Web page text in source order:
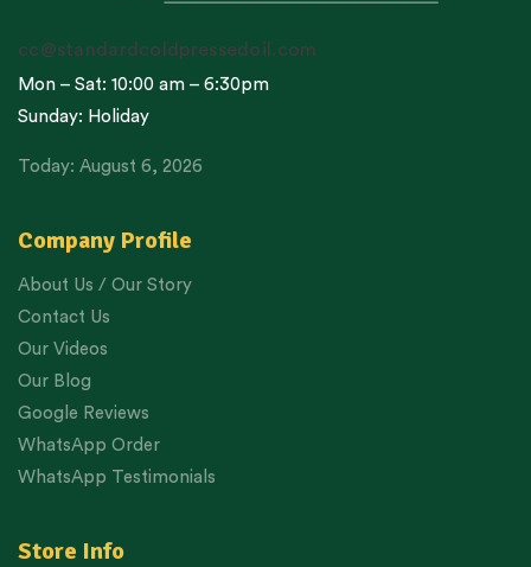
Company Profile
About Us / Our Story
Contact Us
Our Videos
Our Blog
Google Reviews
WhatsApp Order
WhatsApp Testimonials
Store Info
cc@standardcoldpressedoil.com
Mon – Sat: 10:00 am – 6:30pm
Sunday: Holiday
Today: August 6, 2026